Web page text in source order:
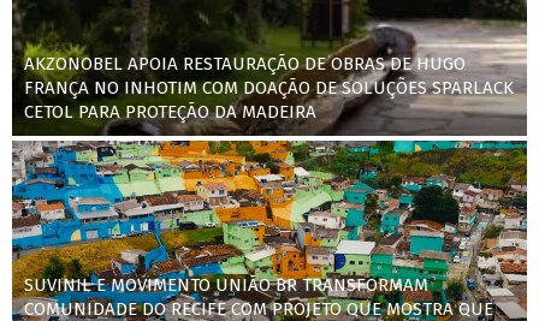
AKZONOBEL APOIA RESTAURAÇÃO DE OBRAS DE HUGO
FRANÇA NO INHOTIM COM DOAÇÃO DE SOLUÇÕES SPARLACK
CETOL PARA PROTEÇÃO DA MADEIRA
SUVINIL E MOVIMENTO UNIÃO BR TRANSFORMAM
COMUNIDADE DO RECIFE COM PROJETO QUE MOSTRA QUE